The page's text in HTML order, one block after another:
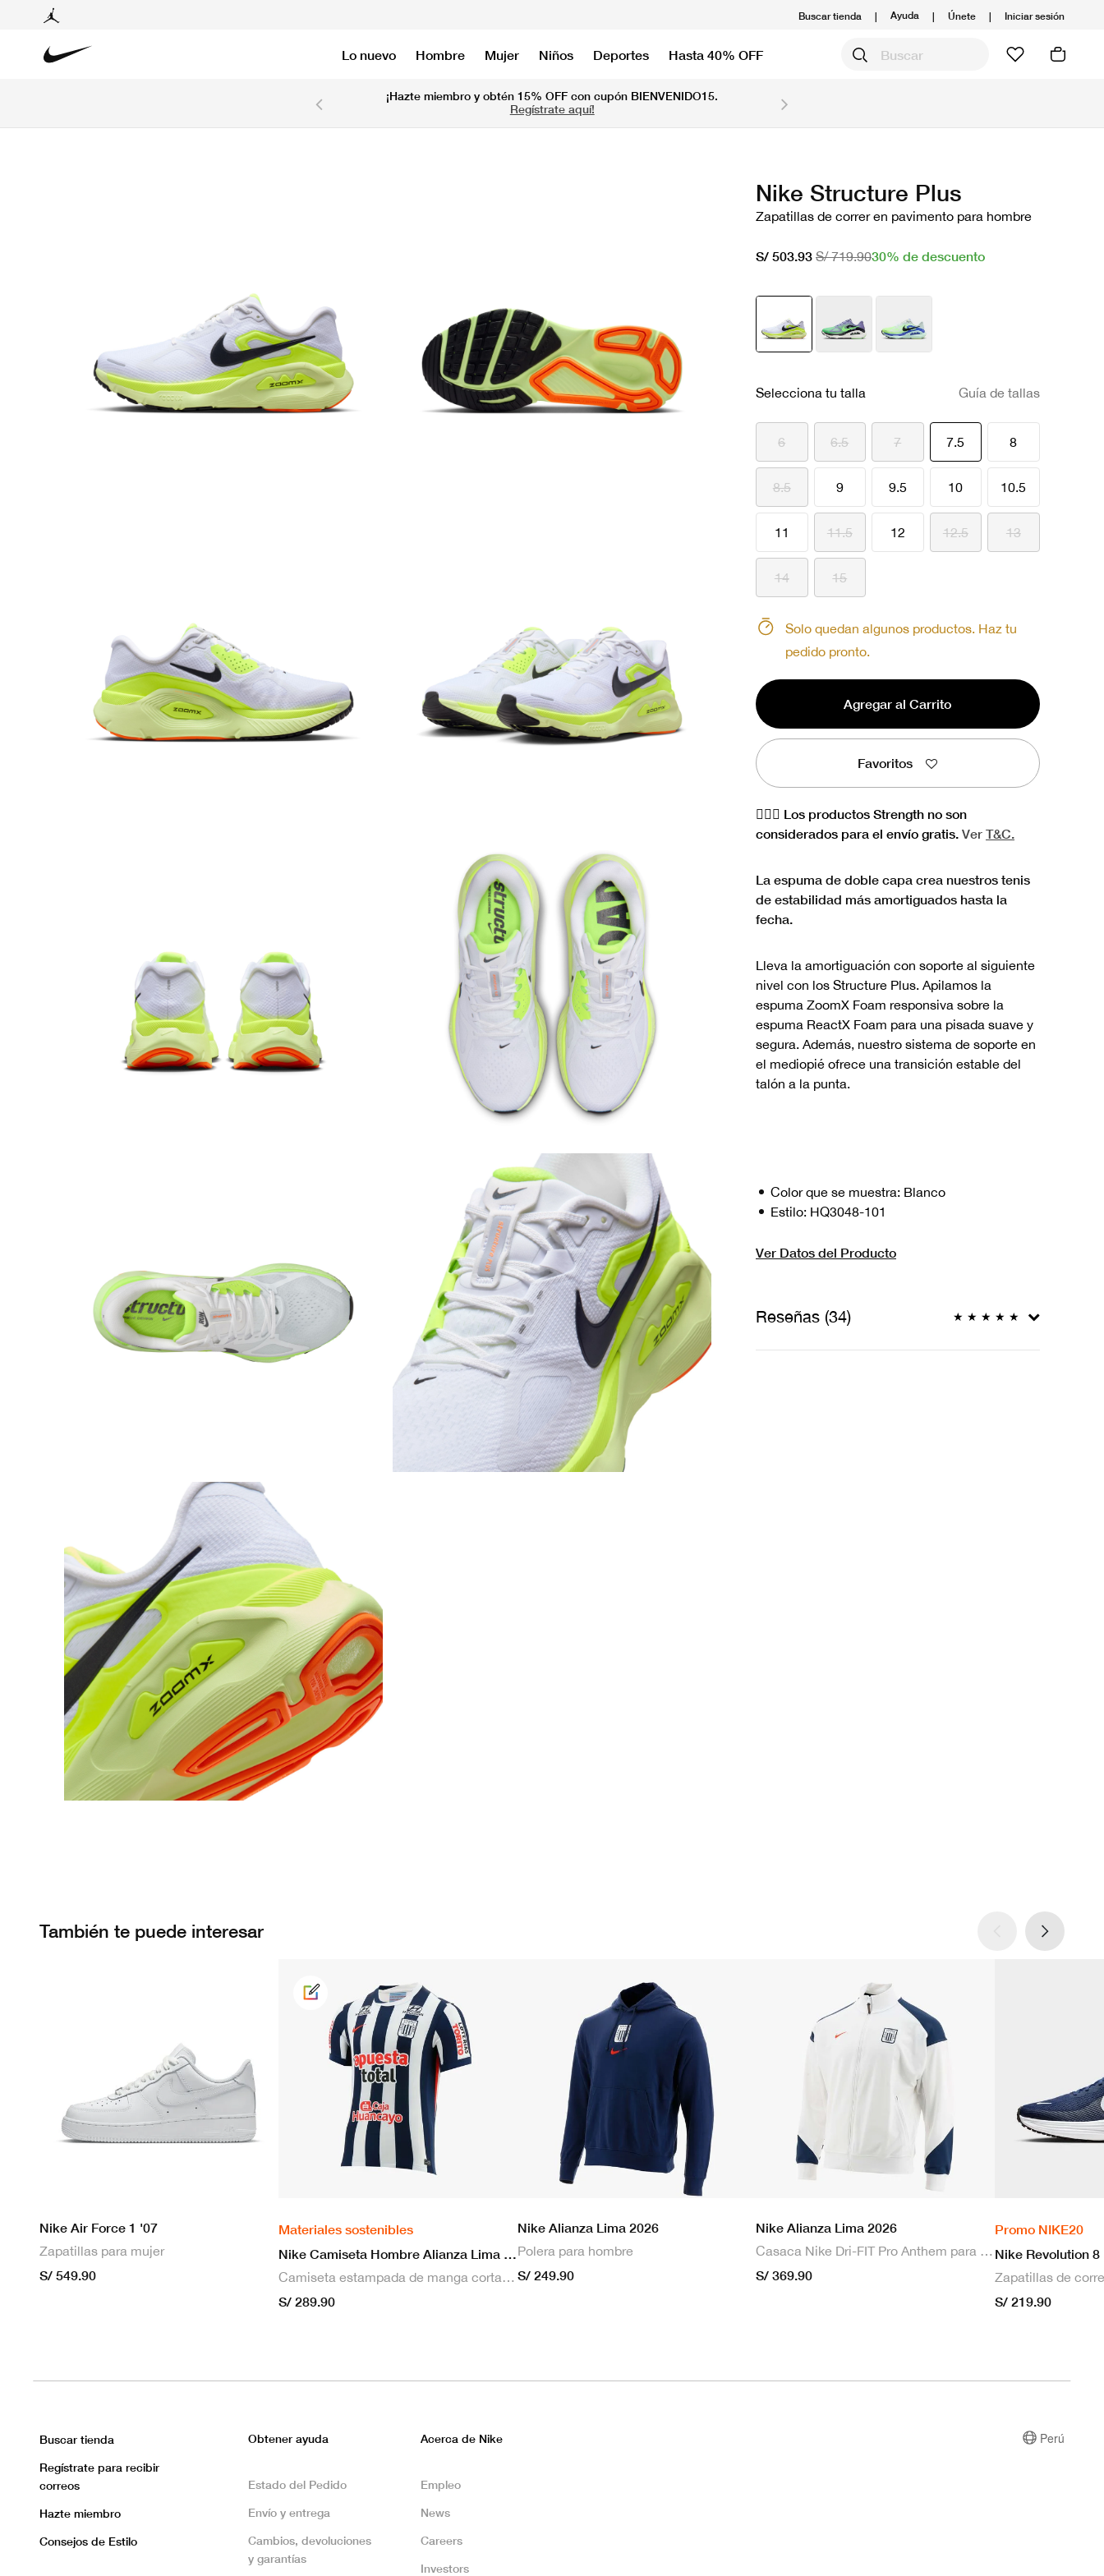
Buscar tienda | Ayuda | Únete | Iniciar sesión
Lo nuevo Hombre Mujer Niños Deportes Hasta 40% OFF
¡Hazte miembro y obtén 15% OFF con cupón BIENVENIDO15.
Regístrate aquí!
Nike Structure Plus
Zapatillas de correr en pavimento para hombre
S/ 503.93 S/ 719.9030% de descuento
Selecciona tu talla Guía de tallas
6 6.5 7 7.5seleccionado
8
8.5 9 9.5 10 10.5
11 11.5 12 12.5 13
14 15
Solo quedan algunos productos. Haz tu
pedido pronto.
Agregar al Carrito
Favoritos
🏋🏻‍♀️ Los productos Strength no son
considerados para el envío gratis. Ver T&C.
La espuma de doble capa crea nuestros tenis
de estabilidad más amortiguados hasta la
fecha.
Lleva la amortiguación con soporte al siguiente
nivel con los Structure Plus. Apilamos la
espuma ZoomX Foam responsiva sobre la
espuma ReactX Foam para una pisada suave y
segura. Además, nuestro sistema de soporte en
el mediopié ofrece una transición estable del
talón a la punta.
Color que se muestra: Blanco
Estilo: HQ3048-101
Ver Datos del Producto
Reseñas (34) ★ ★ ★ ★ ★
También te puede interesar
Nike Air Force 1 '07
Zapatillas para mujer
S/ 549.90
Materiales sostenibles
Nike Camiseta Hombre Alianza Lima 2026 Local
Camiseta estampada de manga corta masculina Nike Dri-FIT de Alianza Lima Stadium para hombre
S/ 289.90
Nike Alianza Lima 2026
Polera para hombre
S/ 249.90
Nike Alianza Lima 2026
Casaca Nike Dri-FIT Pro Anthem para hombre
S/ 369.90
Promo NIKE20
Nike Revolution 8
S/ 219.90
Buscar tienda
Regístrate para recibir
correos
Hazte miembro
Consejos de Estilo
Obtener ayuda
Estado del Pedido
Envío y entrega
Cambios, devoluciones
y garantías
Acerca de Nike
Empleo
News
Careers
Investors
Perú